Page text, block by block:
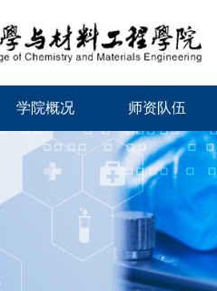
学院概况 师资队伍